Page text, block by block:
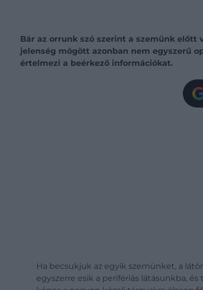
Bár az orrunk szó szerint a szemünk
jelenség mögött azonban nem egyszerű
értelmezi a beérkező információkat.
Ha becsukjuk az egyik szemünket, a
egyszerre esik a perifériás látásunkba,